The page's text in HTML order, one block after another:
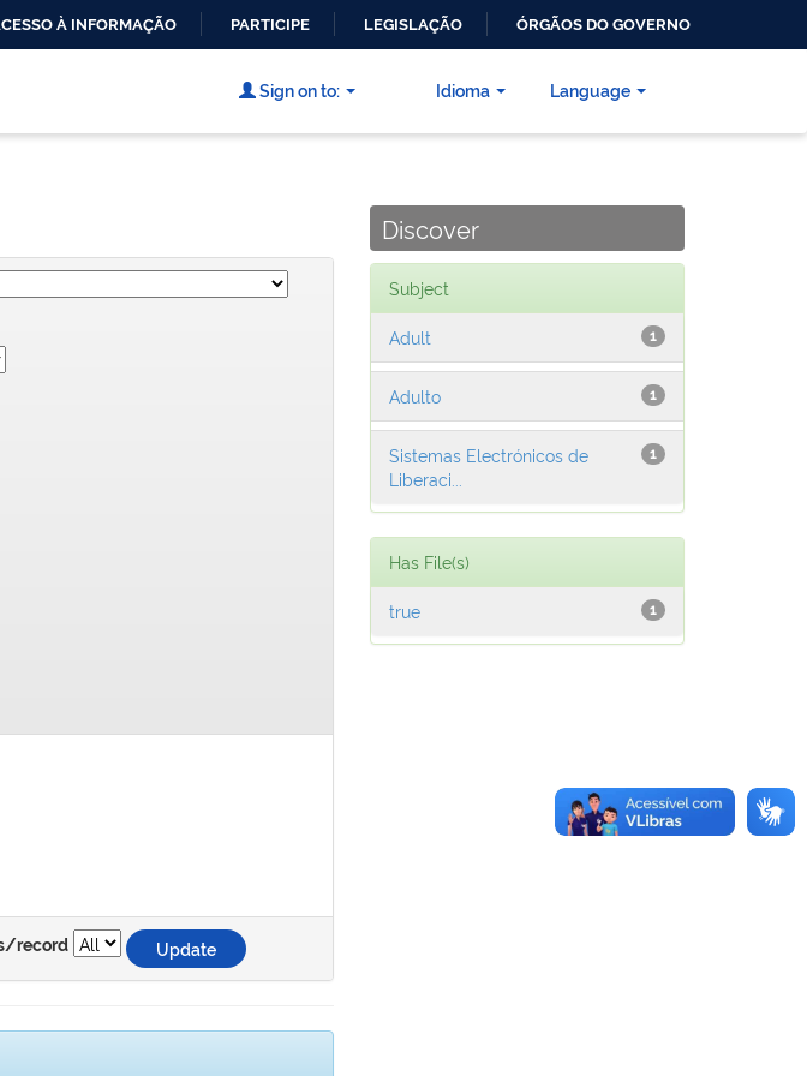
CONTEÚDO
À INFORMAÇÃO PARTICIPE LEGISLAÇÃO ÓRGÃOS DO GOVERNO
Language
Sign on to: Idioma
record
Discover
Subject
1
Adult
1
Adulto
1
Sistemas Electrónicos de
Liberaci...
Has File(s)
1
true